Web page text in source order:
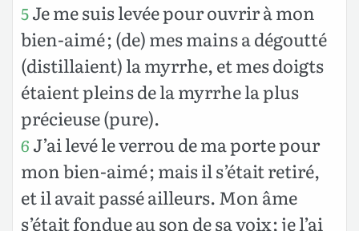
5Je me suis levée pour ouvrir à mon
bien-aimé ; (de) mes mains a dégoutté
(distillaient) la myrrhe, et mes doigts
étaient pleins de la myrrhe la plus
précieuse (pure).
6 J’ai levé le verrou de ma porte pour
mon bien-aimé ; mais il s’était retiré,
et il avait passé ailleurs. Mon âme
s’était fondue au son de sa voix ; je l’ai